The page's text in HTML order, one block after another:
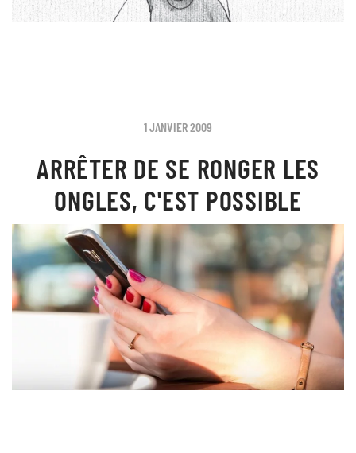
1 JANVIER 2009
ARRÊTER DE SE RONGER LES
ONGLES, C'EST POSSIBLE